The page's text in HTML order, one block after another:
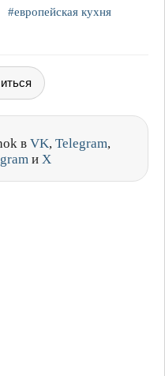
#европейская кухня
в VK, Telegram,
и X